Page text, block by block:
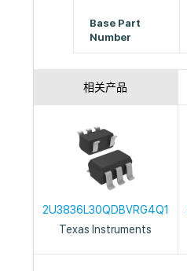
Base Part
Number
相关产品
2U3836L30QDBVRG4Q1
Texas Instruments